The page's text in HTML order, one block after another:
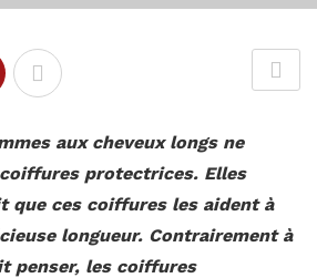
aux cheveux longs ne
protectrices. Elles
que ces coiffures les aident à
longueur. Contrairement à
penser, les coiffures